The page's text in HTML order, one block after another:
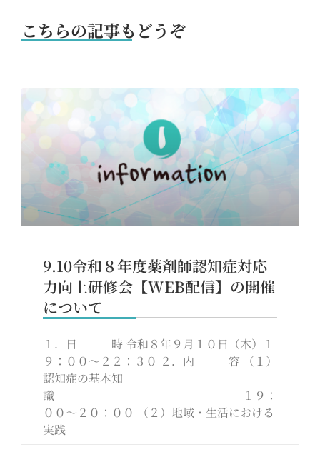
こちらの記事もどうぞ
9.10令和８年度薬剤師認知症対応
力向上研修会【WEB配信】の開催
について
１．日 時 令和８年９月１０日（木）１
９：００～２２：３０ ２．内 容 （１）
認知症の基本知
識 １９：
００～２０：００ （２）地域・生活における
実践